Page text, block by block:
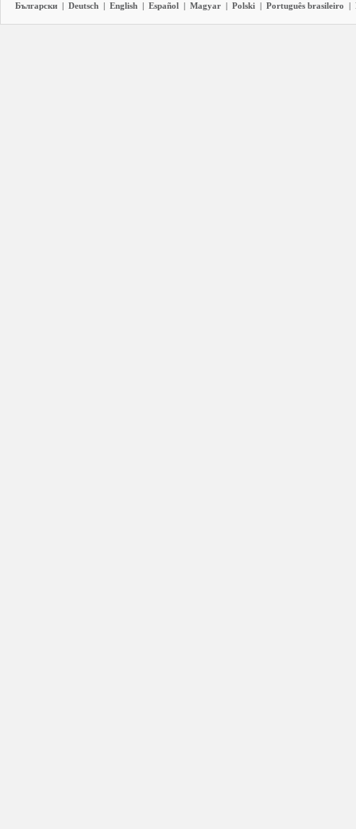
Български | Deutsch | English | Español | Magyar | Polski | Português brasileiro |